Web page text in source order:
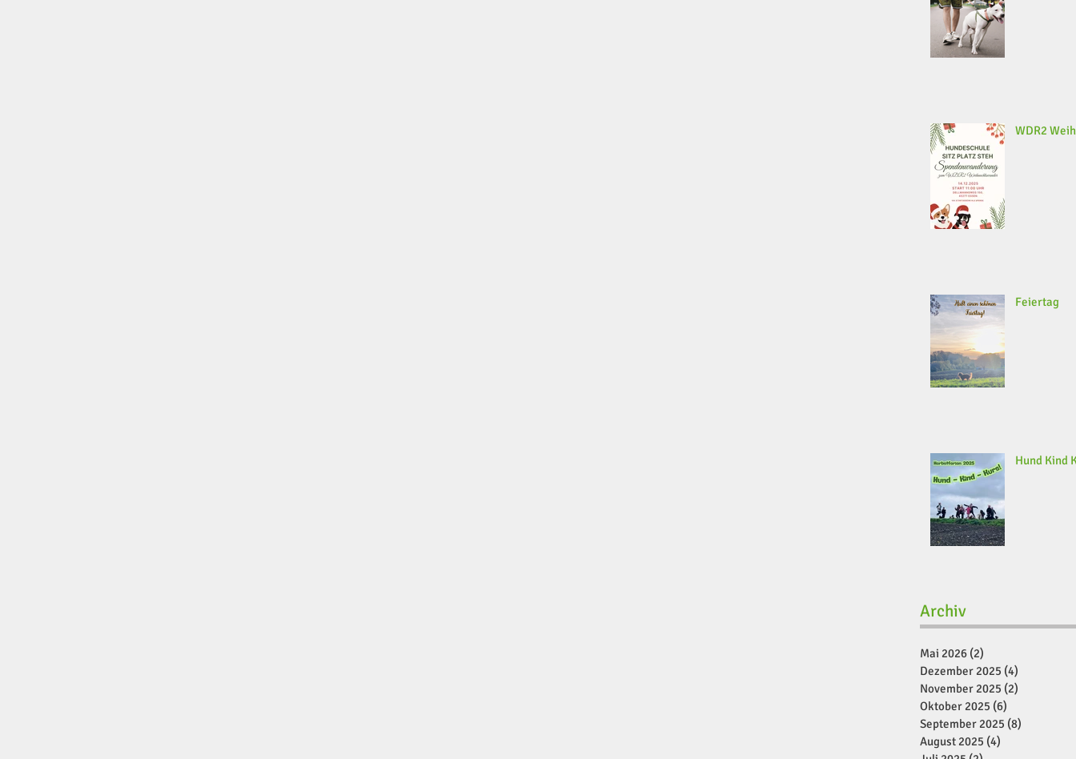
WDR2
Feiertag
Hund Kind
Archiv
Mai 2026 (2)
Dezember 2025 (4)
November 2025 (2)
Oktober 2025 (6)
September 2025 (8)
August 2025 (4)